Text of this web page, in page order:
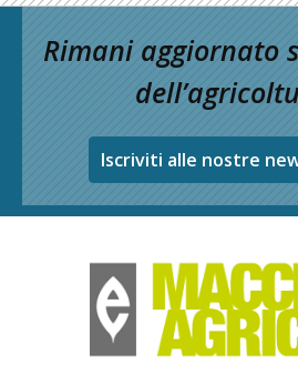
Rimani aggiornato
Iscriviti alle nostre